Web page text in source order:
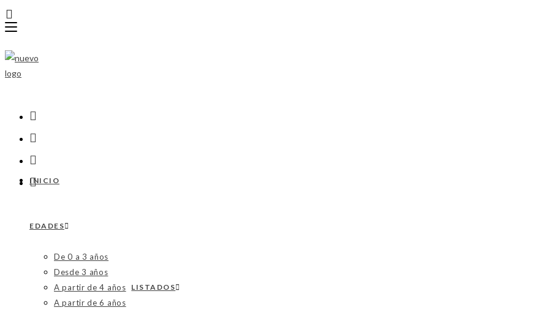
Ir
al
INICIO
EDADES
De 0 a 3 años
Desde 3 años
A partir de 4 años
A partir de 6 años
LISTADOS